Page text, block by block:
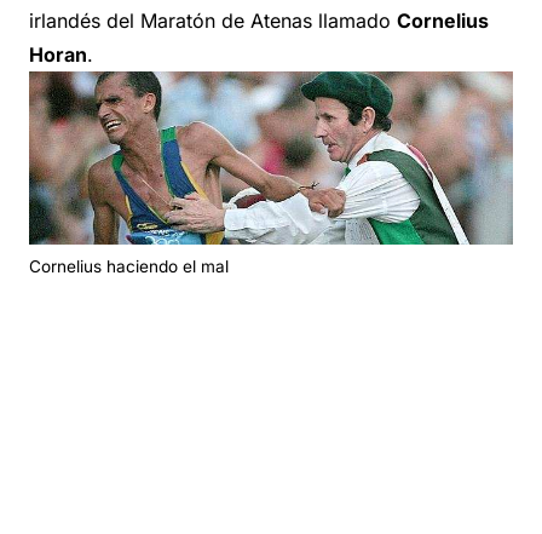
irlandés del Maratón de Atenas llamado Cornelius
Horan.
Cornelius haciendo el mal